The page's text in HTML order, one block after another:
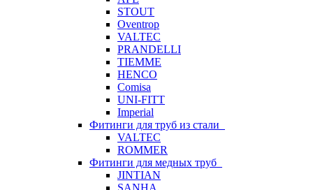
STOUT
Oventrop
VALTEC
PRANDELLI
TIEMME
HENCO
Comisa
UNI-FITT
Imperial
Фитинги для труб из стали
VALTEC
ROMMER
Фитинги для медных труб
JINTIAN
SANHA